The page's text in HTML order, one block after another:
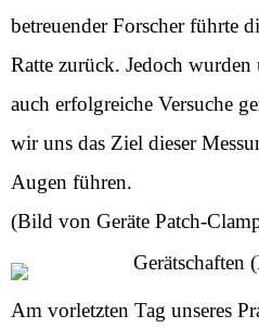
betreuender Forscher führte
Ratte zurück. Jedoch wurden
auch erfolgreiche Versuche
wir uns das Ziel dieser
Augen führen.
(Bild von Geräte Patch-
Am vorletzten Tag unseres